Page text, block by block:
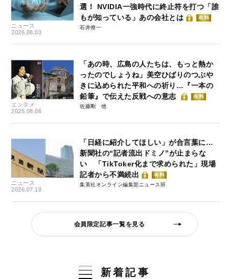
ニュース
2026.08.03
選！ NVIDIA一強時代に終止符を打つ「誰
もが知っている」あの会社とは
有料
石井僚一
エンタメ
2025.08.06
「あの時、広島の人たちは、もっと熱か
ったのでしょうね」美空ひばりのつぶや
きに込められた平和への祈り…『一本の
鉛筆』で伝えた反戦への意志
有料
佐藤剛
ニュース
2026.07.18
「日経に紹介してほしい」が合言葉に…
新聞社の“記者流出ドミノ”が止まらな
い 「TikToker化まで求められた」現場
記者から不満続出
有料
集英社オンライン編集部ニュース班
会員限定記事一覧を見る
新着記事